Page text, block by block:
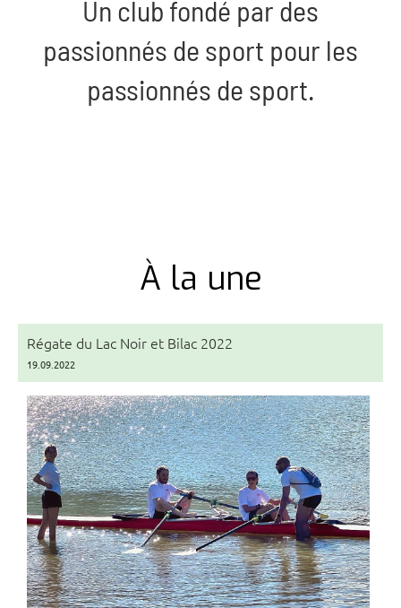
Un club fondé par des
passionnés de sport pour les
passionnés de sport.
À la une
Régate du Lac Noir et Bilac 2022
19.09.2022